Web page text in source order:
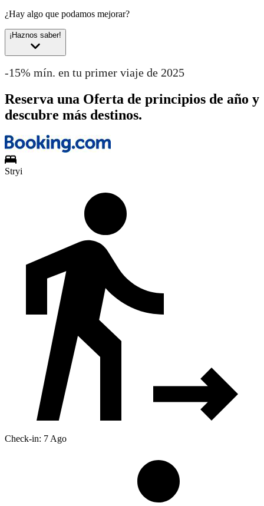
¿Hay algo que podamos mejorar?
¡Haznos saber!
-15% mín. en tu primer viaje de 2025
Reserva una Oferta de principios de año y
descubre más destinos.
Stryi
Check-in: 7 Ago